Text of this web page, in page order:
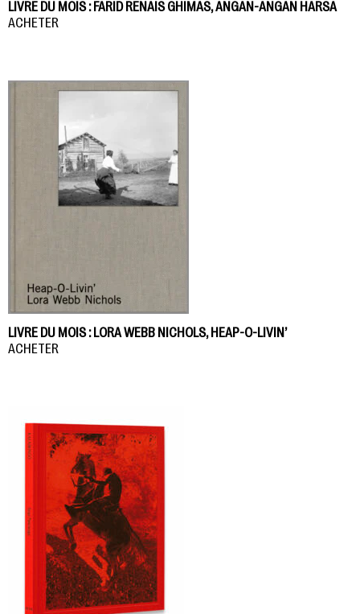
LIVRE DU MOIS : FARID RENAIS GHIMAS, ANGAN-ANGAN HARSA
ACHETER
LIVRE DU MOIS : LORA WEBB NICHOLS, HEAP-O-LIVIN’
ACHETER